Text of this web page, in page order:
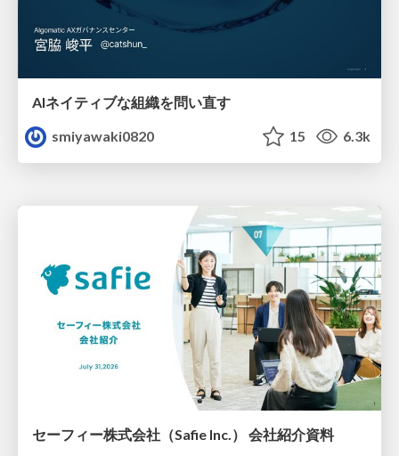
AIネイティブな組織を問い直す
smiyawaki0820
15 6.3k
セーフィー株式会社（Safie Inc.） 会社紹介資料